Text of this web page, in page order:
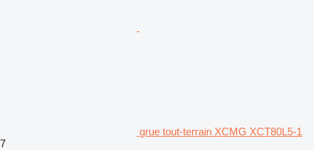
grue tout-terrain XCMG XCT80L5-1
7